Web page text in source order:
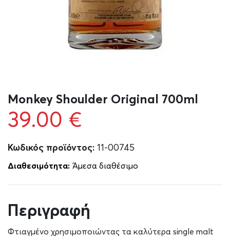
Monkey Shoulder Original 700ml
39.00 €
Κωδικός προϊόντος: 11-00745
Διαθεσιμότητα: Άμεσα διαθέσιμο
Περιγραφή
Φτιαγμένο χρησιμοποιώντας τα καλύτερα single malt